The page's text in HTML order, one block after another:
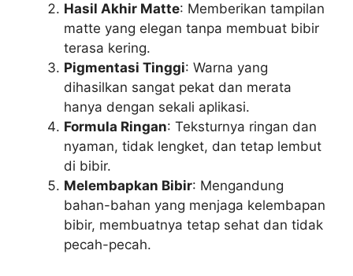
Hasil Akhir Matte: Memberikan tampilan
matte yang elegan tanpa membuat bibir
terasa kering.
Pigmentasi Tinggi: Warna yang
dihasilkan sangat pekat dan merata
hanya dengan sekali aplikasi.
Formula Ringan: Teksturnya ringan dan
nyaman, tidak lengket, dan tetap lembut
di bibir.
Melembapkan Bibir: Mengandung
bahan-bahan yang menjaga kelembapan
bibir, membuatnya tetap sehat dan tidak
pecah-pecah.